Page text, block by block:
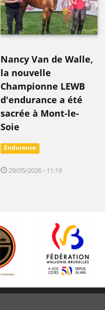
Nancy Van de Walle,
la nouvelle
Championne LEWB
d'endurance a été
sacrée à Mont-le-
Soie
Endurance
29/05/2026 - 11:19